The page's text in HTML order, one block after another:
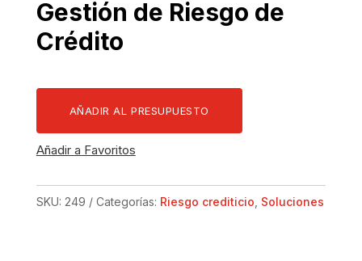
Gestión de Riesgo de
Crédito
AÑADIR AL PRESUPUESTO
Añadir a Favoritos
SKU: 249 Categorías: Riesgo crediticio Soluciones